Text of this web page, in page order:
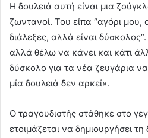
Η δουλειά αυτή είναι μια
ζωντανοί. Του είπα “αγόρι μου,
διάλεξες, αλλά είναι
αλλά θέλω να κάνει και κάτι
δύσκολο για τα νέα ζευγάρια
μία δουλειά δεν αρκεί».
Ο τραγουδιστής στάθηκε στο
ετοιμάζεται να δημιουργήσει τη